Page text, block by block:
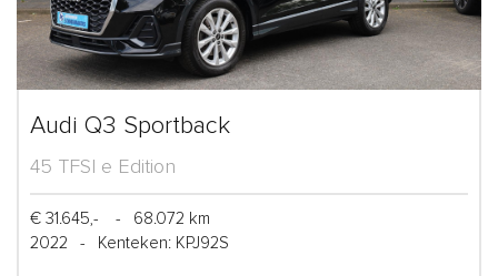
Audi Q3 Sportback
45 TFSI e Edition
€ 31.645,- -
68.072 km
2022
- Kenteken: KPJ92S